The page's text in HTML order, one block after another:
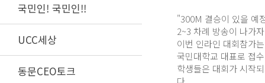
국민인! 국민인!!
UCC세상
동문CEO토크
"300M 결승이 있을 예
2~3 차례 방송이 나가
이번 인라인 대회참가
국민대학교 대표로 접
학생들은 대회가 시작